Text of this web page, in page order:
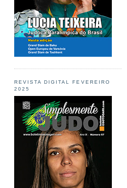
REVISTA DIGITAL FEVEREIRO
2025